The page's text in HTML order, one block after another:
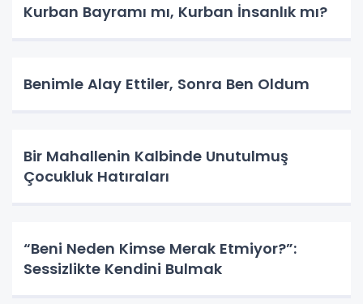
Kurban Bayramı mı, Kurban İnsanlık mı?
Benimle Alay Ettiler, Sonra Ben Oldum
Bir Mahallenin Kalbinde Unutulmuş
Çocukluk Hatıraları
“Beni Neden Kimse Merak Etmiyor?”:
Sessizlikte Kendini Bulmak